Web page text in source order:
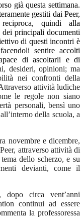
già questa settimana.
gestiti dai Peer,
quindi alla
dei principali documenti
di questi incontri è
sentire accolti
di ascoltarli e di
desideri, opinioni; ma
nei confronti della
attività ludiche
le regole non siano
personali, bensì uno
della scuola, a
novembre e dicembre,
attraverso attività di
dello scherzo, e su
devianti, come il
dopo circa vent’anni
continui ad essere
la professoressa